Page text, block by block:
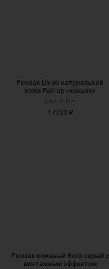
Рюкзак Liv из натуральной
кожи Pull-up «коньяк»
hale & klo
17200 ₽
Рюкзак кожаный Rock серый с
винтажным эффектом